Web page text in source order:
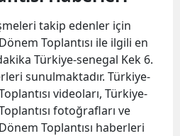
Artvin
Aydın
Balıkesir
Bilecik
takip edenler için
Toplantısı ile ilgili en
Türkiye-senegal Kek 6.
sunulmaktadır. Türkiye-
videoları, Türkiye-
fotoğrafları ve
Toplantısı haberleri